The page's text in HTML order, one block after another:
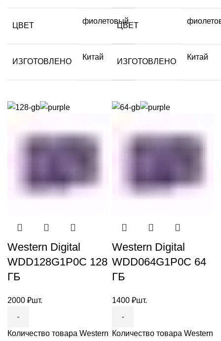
ЦВЕТ
фиолетовый
ИЗГОТОВЛЕНО
Китай
ЦВЕТ
ИЗГОТОВЛЕНО
Китай
Western Digital
WDD128G1P0C 128
ГБ
2000 ₽шт.
Количество товара Western
Western Digital
WDD064G1P0C 64
ГБ
1400 ₽шт.
Количество товара Western